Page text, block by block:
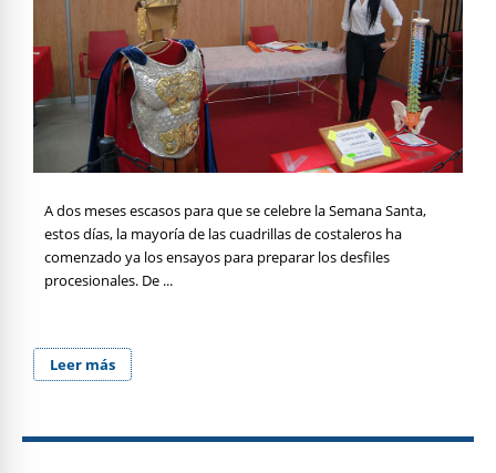
A dos meses escasos para que se celebre la Semana Santa,
estos días, la mayoría de las cuadrillas de costaleros ha
comenzado ya los ensayos para preparar los desfiles
procesionales. De ...
Leer más